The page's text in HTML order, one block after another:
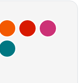
Foncé
OrangeRouge Fuchsia
Turquoise